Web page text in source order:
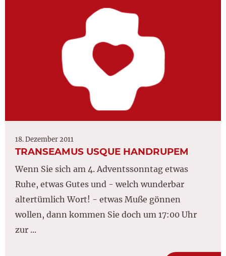
18. Dezember 2011
TRANSEAMUS USQUE HANDRUPEM
Wenn Sie sich am 4. Adventssonntag etwas
Ruhe, etwas Gutes und - welch wunderbar
altertümlich Wort! - etwas Muße gönnen
wollen, dann kommen Sie doch um 17:00 Uhr
zur ...